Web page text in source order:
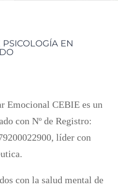
EN
Emocional CEBIE es un
con Nº de Registro:
líder con
con la salud mental de